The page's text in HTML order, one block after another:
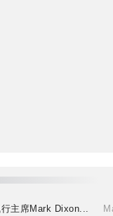
行主席Mark Dixon...